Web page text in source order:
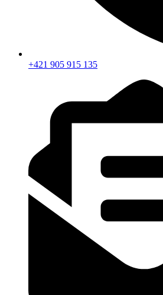
+421 905 915 135